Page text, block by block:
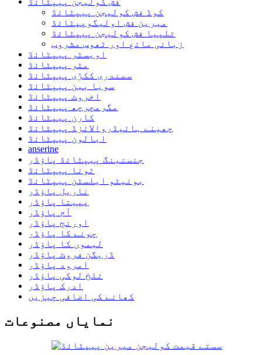
کوڈ فش کولیجن پیپٹائڈ
میرین فش اولیگوپپٹائڈ
تلپیا فش کولیجن پیپٹائڈ
زبانی مائع اور ٹھوس مشروب
اویسٹر پیپٹائڈ
مٹر پیپٹائڈ
سمندری ککڑی پیپٹائڈ
سویا بین پیپٹائڈ
اخروٹ پیپٹائڈ
مگرمچرچھ پیپٹائڈ
کارن پیپٹائڈ
چھینے ہائیڈروالائزڈ پیپٹائڈ
ابالون پیپٹائڈ
anserine
جنسنینگ پیپٹائڈ پاؤڈر
ٹونا پیپٹائڈ
بونیٹو ایلسٹن پیپٹائڈ
ناریل پاؤڈر
پپیتا پاؤڈر
آم پاؤڈر
اورنج پاؤڈر
چونے کا پاؤڈر
لیموں کا پاؤڈر
ڈریگن فروٹ پاؤڈر
امرود پاؤڈر
تلخ لوکی پاؤڈر
ادرک پاؤڈر
کھانے کی اضافی چیزیں
نمایاں مصنوعات